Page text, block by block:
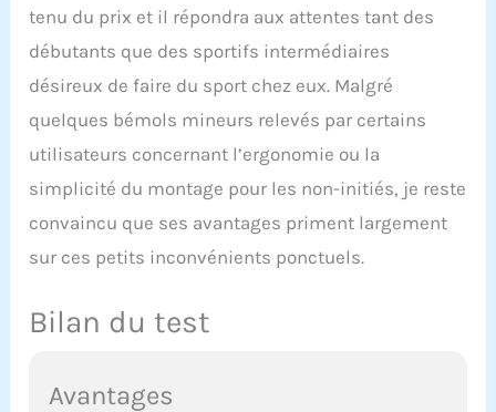
tenu du prix et il répondra aux attentes tant des
débutants que des sportifs intermédiaires
désireux de faire du sport chez eux. Malgré
quelques bémols mineurs relevés par certains
utilisateurs concernant l’ergonomie ou la
simplicité du montage pour les non-initiés, je reste
convaincu que ses avantages priment largement
sur ces petits inconvénients ponctuels.
Bilan du test
Avantages